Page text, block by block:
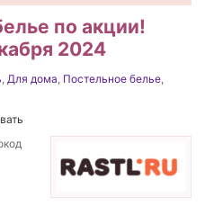
по акции!
2024
, Для дома, Постельное белье,